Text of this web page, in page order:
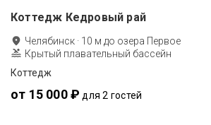
Коттедж Кедровый рай
Челябинск · 10 м до озера Первое
Крытый плавательный бассейн
Коттедж
от 15 000 ₽ для 2 гостей